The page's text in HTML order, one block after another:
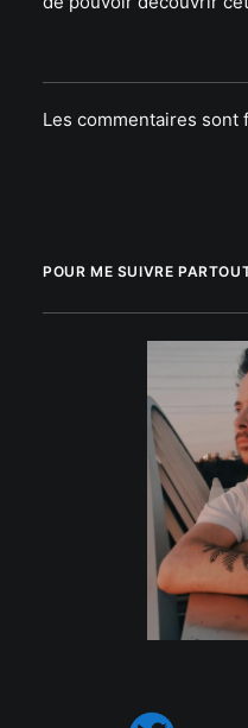
Les commentaires sont
POUR ME SUIVRE